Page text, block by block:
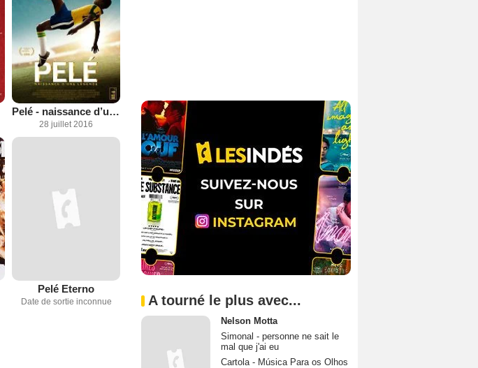
Pelé - naissance d’une légende
28 juillet 2016
Pelé Eterno
Date de sortie inconnue A tourné le plus avec...
Nelson Motta
Simonal - personne ne sait le
mal que j'ai eu
Cartola - Música Para os Olhos